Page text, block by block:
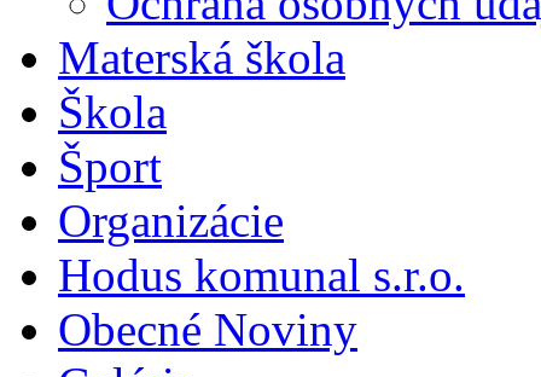
Materská škola
Škola
Šport
Organizácie
Hodus komunal s.r.o.
Obecné Noviny